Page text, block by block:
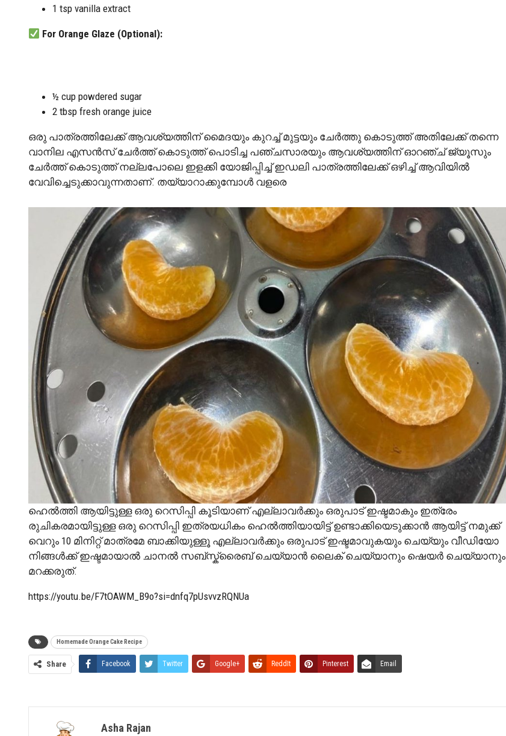
1 tsp vanilla extract
For Orange Glaze (Optional):
½ cup powdered sugar
2 tbsp fresh orange juice
ഒരു പാത്രത്തിലേക്ക് ആവശ്യത്തിന് മൈദയും കുറച്ച് മുട്ടയും ചേർത്തു കൊടുത്ത് അതിലേക്ക് തന്നെ
വാനില എസൻസ് ചേർത്ത് കൊടുത്ത് പൊടിച്ച പഞ്ചസാരയും ആവശ്യത്തിന് ഓറഞ്ച് ജ്യൂസും
ചേർത്ത് കൊടുത്ത് നല്ലപോലെ ഇളക്കി യോജിപ്പിച്ച് ഇഡലി പാത്രത്തിലേക്ക് ഒഴിച്ച് ആവിയിൽ
വേവിച്ചെടുക്കാവുന്നതാണ്. തയ്യാറാക്കുമ്പോള്‍ വളരെ
ഹെൽത്തി ആയിട്ടുള്ള ഒരു റെസിപ്പി കൂടിയാണ് എല്ലാവർക്കും ഒരുപാട് ഇഷ്ടമാകും ഇത്രേം
രുചികരമായിട്ടുള്ള ഒരു റെസിപ്പി ഇത്രയധികം ഹെൽത്തിയായിട്ട് ഉണ്ടാക്കിയെടുക്കാൻ ആയിട്ട് നമുക്ക്
വെറും 10 മിനിറ്റ് മാത്രമേ ബാക്കിയുള്ളൂ എല്ലാവർക്കും ഒരുപാട് ഇഷ്ടമാവുകയും ചെയ്യും വീഡിയോ
നിങ്ങൾക്ക് ഇഷ്ടമായാൽ ചാനൽ സബ്സ്ക്രൈബ് ചെയ്യാൻ ലൈക് ചെയ്യാനും ഷെയർ ചെയ്യാനും
മറക്കരുത്.
https://youtu.be/F7tOAWM_B9o?si=dnfq7pUsvvzRQNUa
Homemade Orange Cake Recipe
Share Facebook Twitter Google+ ReddIt Pinterest Email
Asha Rajan